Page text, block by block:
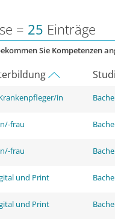
= 25 Einträge
Sie Kompetenzen
in
frau
frau
und Print
und Print